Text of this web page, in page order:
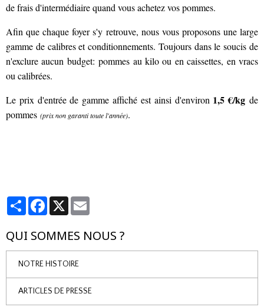
de frais d'intermédiaire quand vous achetez vos pommes.
Afin que chaque foyer s'y retrouve, nous vous proposons une large
gamme de calibres et conditionnements. Toujours dans le soucis de
n'exclure aucun budget: pommes au kilo ou en caissettes, en vracs
ou calibrées.
Le prix d'entrée de gamme affiché est ainsi d'environ 1,5 €/kg de
pommes (prix non garanti toute l'année).
PartagerFacebook
X
QUI SOMMES NOUS ?
NOTRE HISTOIRE
ARTICLES DE PRESSE